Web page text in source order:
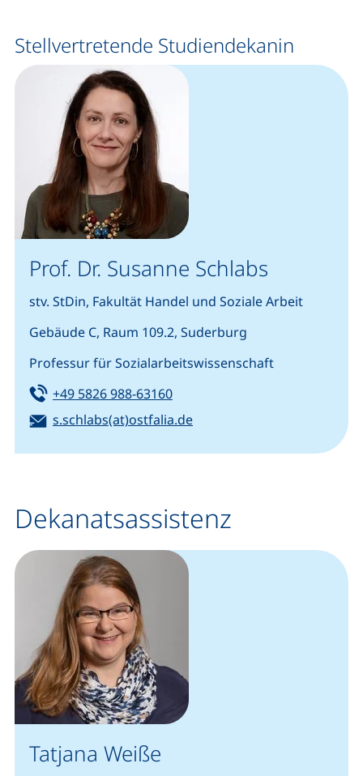
Stellvertretende Studiendekanin
Prof. Dr. Susanne Schlabs
stv. StDin, Fakultät Handel und Soziale Arbeit
Gebäude C, Raum 109.2, Suderburg
Professur für Sozialarbeitswissenschaft
Tel:
+49 5826 988-63160(startet einen Telefonanruf,
E-Mail:
s.schlabs(at)ostfalia.de(öffnet Ihr E-Mail-
Dekanatsassistenz
Tatjana Weiße